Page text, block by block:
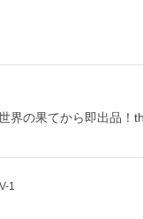
界の果てから即出品！
1